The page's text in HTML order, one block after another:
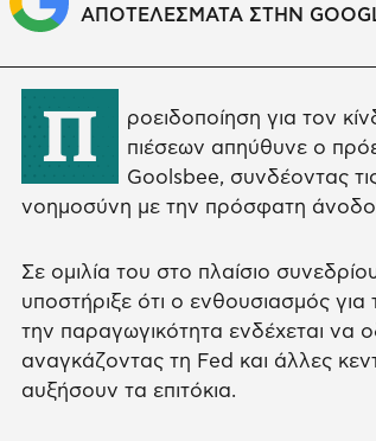
ΑΠΟΤΕΛΕΣΜΑΤΑ ΣΤΗΝ
Π
ροειδοποίηση για τον
πιέσεων απηύθυνε ο
Goolsbee, συνδέοντας
νοημοσύνη με την πρόσφατη άνοδο
Σε ομιλία του στο πλαίσιο
υποστήριξε ότι ο ενθουσιασμός για
την παραγωγικότητα ενδέχεται να
αναγκάζοντας τη Fed και άλλες
αυξήσουν τα επιτόκια.